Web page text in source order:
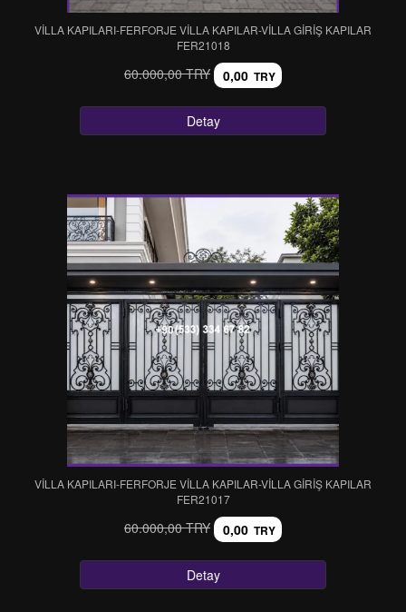
VİLLA KAPILARI-FERFORJE VİLLA KAPILAR-VİLLA GİRİŞ KAPILAR
FER21018
60.000,00 TRY 0,00 TRY
Detay
VİLLA KAPILARI-FERFORJE VİLLA KAPILAR-VİLLA GİRİŞ KAPILAR
FER21017
60.000,00 TRY 0,00 TRY
Detay